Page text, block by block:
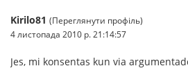
Kirilo81 (Переглянути профіль)
4 листопада 2010 р. 21:14:57
Jes, mi konsentas kun via